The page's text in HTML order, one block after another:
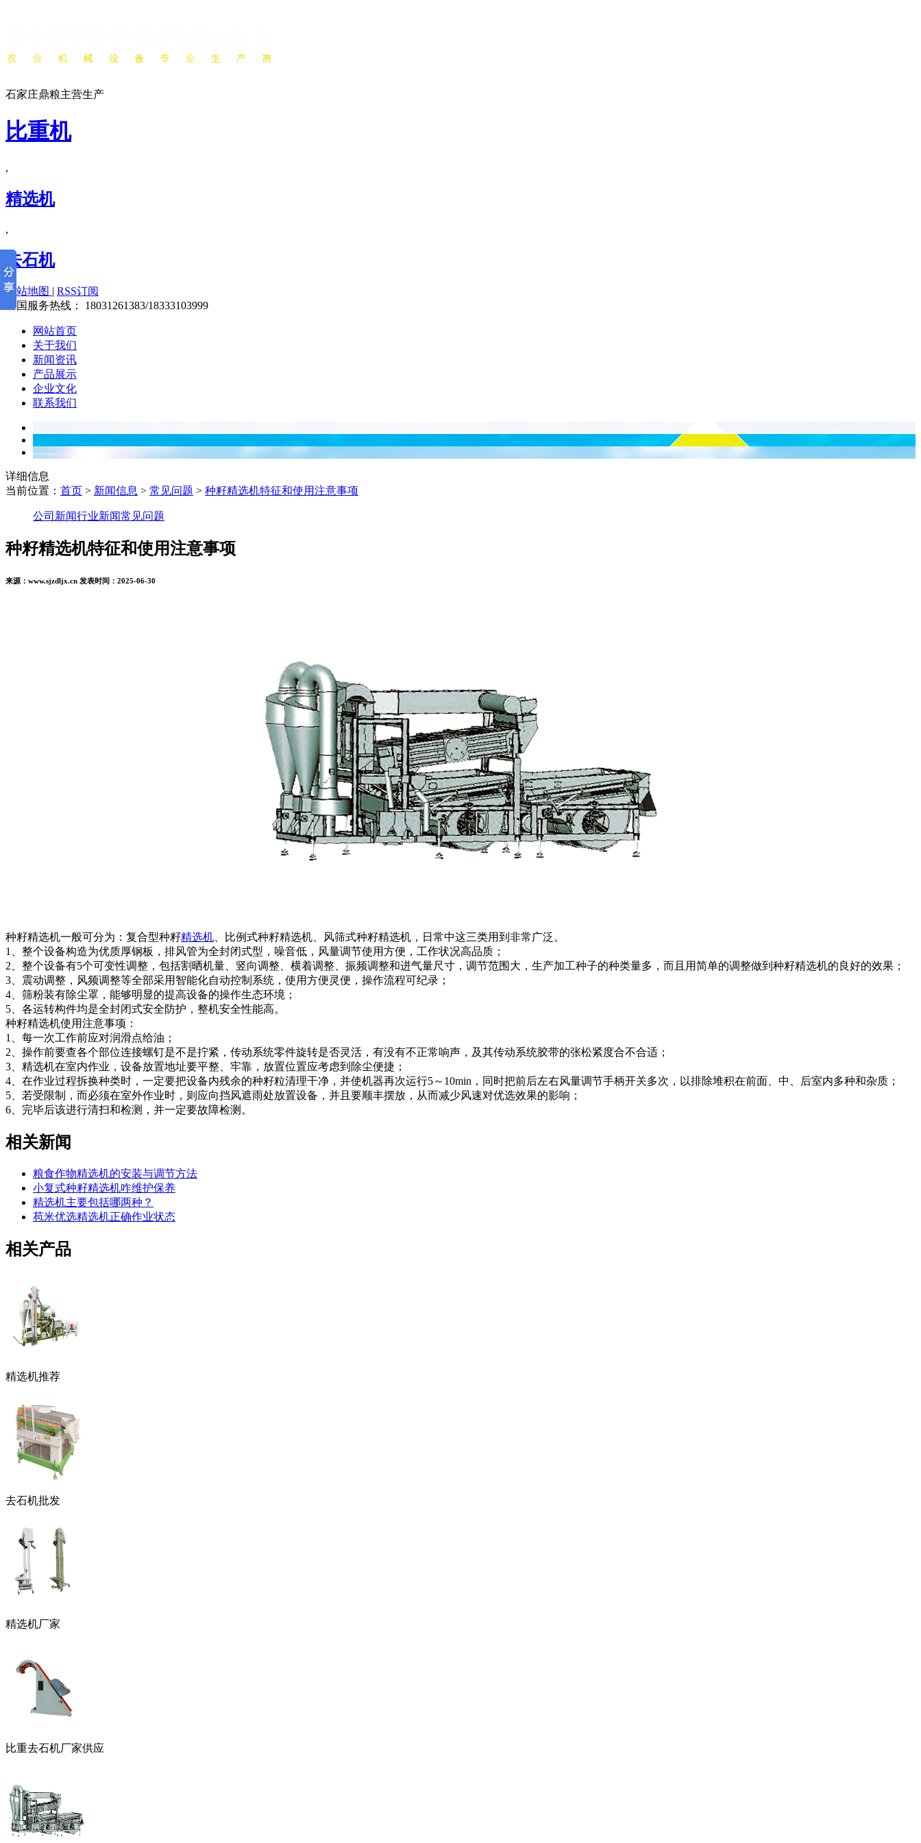
石家庄鼎粮主营生产
比重机
,
精选机
,
去石机
网站地图 | RSS订阅
全国服务热线： 18031261383/18333103999
网站首页
关于我们
新闻资讯
产品展示
企业文化
联系我们
详细信息
当前位置： 首页 > 新闻信息 > 常见问题 > 种籽精选机特征和使用注意事项
公司新闻行业新闻常见问题
种籽精选机特征和使用注意事项
来源：www.sjzdljx.cn 发表时间：2025-06-30
种籽精选机一般可分为：复合型种籽精选机 、比例式种籽精选机、风筛式种籽精选机，日常中这三类用到非常广泛。
1、整个设备构造为优质厚钢板，排风管为全封闭式型，噪音低，风量调节使用方便，工作状况高品质；
2、整个设备有5个可变性调整，包括割晒机量、竖向调整、横着调整、振频调整和进气量尺寸，调节范围大，生产加工种子的种类量多，而且用简单的调整做到种籽精选机的良好的效果；
3、震动调整，风频调整等全部采用智能化自动控制系统，使用方便灵便，操作流程可纪录；
4、筛粉装有除尘罩，能够明显的提高设备的操作生态环境；
5、各运转构件均是全封闭式安全防护，整机安全性能高。
种籽精选机使用注意事项：
1、每一次工作前应对润滑点给油；
2、操作前要查各个部位连接螺钉是不是拧紧，传动系统零件旋转是否灵活，有没有不正常响声，及其传动系统胶带的张松紧度合不合适；
3、精选机在室内作业，设备放置地址要平整、牢靠，放置位置应考虑到除尘便捷；
4、在作业过程拆换种类时，一定要把设备内残余的种籽粒清理干净，并使机器再次运行5～10min，同时把前后左右风量调节手柄开关多次，以排除堆积在前面、中、后室内多种和杂质；
5、若受限制，而必须在室外作业时，则应向挡风遮雨处放置设备，并且要顺丰摆放，从而减少风速对优选效果的影响；
6、完毕后该进行清扫和检测，并一定要故障检测。
相关新闻
粮食作物精选机的安装与调节方法
小复式种籽精选机咋维护保养
精选机主要包括哪两种？
苞米优选精选机正确作业状态
相关产品
精选机推荐
去石机批发
精选机厂家
比重去石机厂家供应